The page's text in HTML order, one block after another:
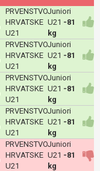
PRVENSTVO
HRVATSKE
U21
Juniori
U21 -81
kg
PRVENSTVO
HRVATSKE
U21
Juniori
U21 -81
kg
PRVENSTVO
HRVATSKE
U21
Juniori
U21 -81
kg
PRVENSTVO
HRVATSKE
U21
Juniori
U21 -81
kg
PRVENSTVO
HRVATSKE
U21
Juniori
U21 -81
kg